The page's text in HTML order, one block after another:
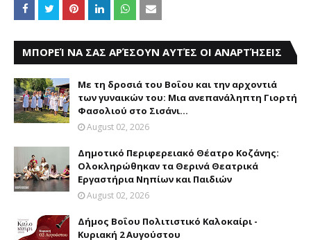
ΜΠΟΡΕΊ ΝΑ ΣΑΣ ΑΡΈΣΟΥΝ ΑΥΤΈΣ ΟΙ ΑΝΑΡΤΉΣΕΙΣ
Με τη δροσιά του Βοΐου και την αρχοντιά
των γυναικών του: Μια ανεπανάληπτη Γιορτή
Φασολιού στο Σισάνι...
August 02, 2026
Δημοτικό Περιφερειακό Θέατρο Κοζάνης:
Ολοκληρώθηκαν τα Θερινά Θεατρικά
Εργαστήρια Νηπίων και Παιδιών
August 02, 2026
Δήμος Βοΐου Πολιτιστικό Καλοκαίρι -
Κυριακή 2 Αυγούστου